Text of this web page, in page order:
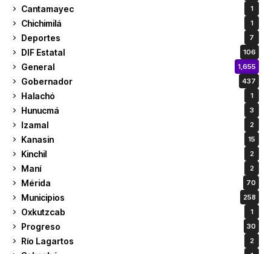
Cantamayec 1
Chichimilá 1
Deportes 7
DIF Estatal 106
General 1,655
Gobernador 437
Halachó 1
Hunucmá 3
Izamal 2
Kanasin 15
Kinchil 2
Maní 2
Mérida 70
Municipios 258
Oxkutzcab 1
Progreso 30
Río Lagartos 2